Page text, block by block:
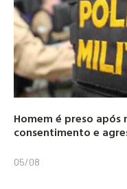
Homem é preso após
consentimento e
05/08